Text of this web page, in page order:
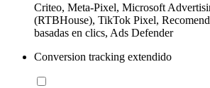
Criteo, Meta-Pixel, Microsoft
(RTBHouse), TikTok Pixel,
basadas en clics, Ads Defender
Conversion tracking extendido